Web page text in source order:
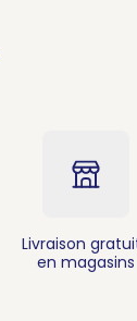
Livraison
en magasins